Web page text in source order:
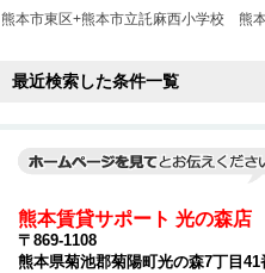
熊本市東区+熊本市立託麻西小学校 熊
最近検索した条件一覧
熊本賃貸サポート 光の森店
〒869-1108
熊本県菊池郡菊陽町光の森7丁目41